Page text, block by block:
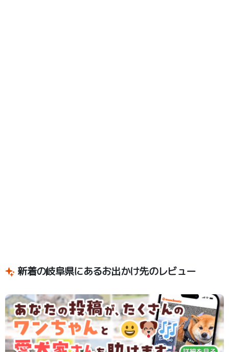
新着の岐阜県にあるお出かけ先のレビュー